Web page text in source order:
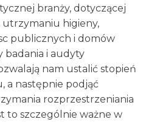
branży, dotyczącej
utrzymaniu higieny,
publicznych i domów
i audyty
nam ustalić stopień
a następnie podjąć
rozprzestrzeniania
to szczególnie ważne w